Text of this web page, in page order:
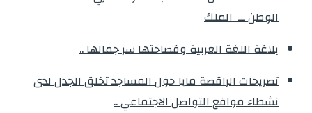
الوطن ــ الملك
بلاغة اللغة العربية وفصاحتها سر جمالها ..
تصريحات الراقصة مايا حول المساجد تخلق الجدل لدى
نشطاء مواقع التواصل الاجتماعي ..